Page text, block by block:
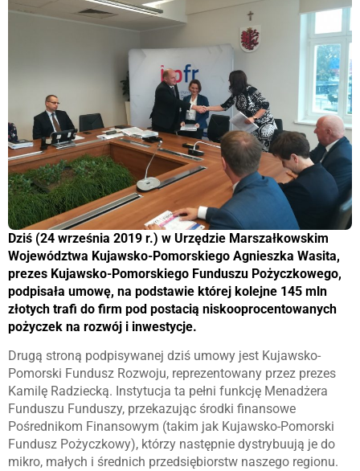
Dziś (24 września 2019 r.) w Urzędzie Marszałkowskim
Województwa Kujawsko-Pomorskiego Agnieszka Wasita,
prezes Kujawsko-Pomorskiego Funduszu Pożyczkowego,
podpisała umowę, na podstawie której kolejne 145 mln
złotych trafi do firm pod postacią niskooprocentowanych
pożyczek na rozwój i inwestycje.
Drugą stroną podpisywanej dziś umowy jest Kujawsko-
Pomorski Fundusz Rozwoju, reprezentowany przez prezes
Kamilę Radziecką. Instytucja ta pełni funkcję Menadżera
Funduszu Funduszy, przekazując środki finansowe
Pośrednikom Finansowym (takim jak Kujawsko-Pomorski
Fundusz Pożyczkowy), którzy następnie dystrybuują je do
mikro, małych i średnich przedsiębiorstw naszego regionu.